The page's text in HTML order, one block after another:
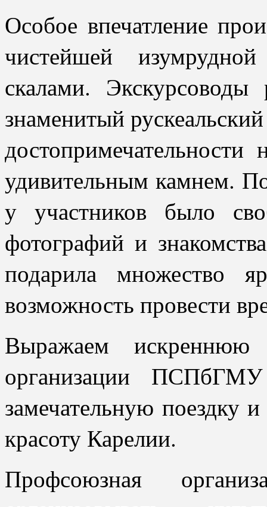
Особое впечатление
чистейшей
скалами. Экскурсоводы
знаменитый
удивительным камнем.
у участников было
фотографий и
подарила множество
возможность провести
Выражаем искреннюю
организации
замечательную поездку
красоту Карелии.
Профсоюзная